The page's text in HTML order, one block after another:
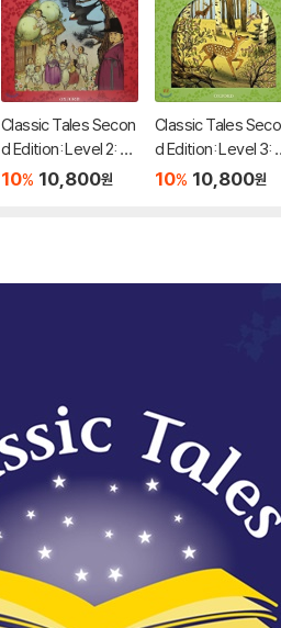
Classic Tales Secon
d Edition: Level 2: Th
e Two Brothers and
10% 10,800원
Classic Tales
d Edition: Level 3:
mbi and the Prince o
10% 10,800원